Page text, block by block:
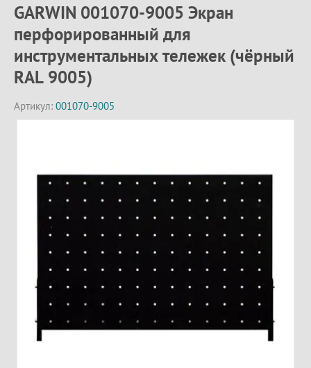
GARWIN 001070-9005 Экран
перфорированный для
инструментальных тележек (чёрный
RAL 9005)
Артикул: 001070-9005